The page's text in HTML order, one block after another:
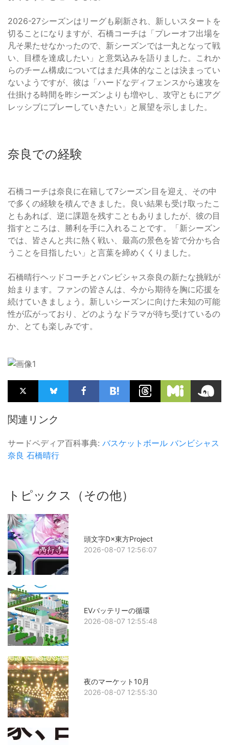
2026-27シーズンはリーグも刷新され、新しいスタートを
切ることになりますが、石橋コーチは「プレーオフ出場を
凡そ果たせなかったので、新シーズンでは一丸となって戦
い、目標を達成したい」と意気込みを語りました。これか
らのチーム構成についてはまだ具体的なことは決まってい
ないようですが、彼は「ハードなディフェンスから速攻を
仕掛ける時間を昨シーズンよりも増やし、攻守ともにアグ
レッシブにプレーしていきたい」と展望を示しました。
奈良での経験
石橋コーチは奈良に在籍して7シーズン目を迎え、その中
で多くの経験を積んできました。良い結果も受け取ったこ
ともあれば、逆に課題を残すこともありましたが、彼の目
指すところは、勝利を手に入れることです。「新シーズン
では、皆さんと共に熱く戦い、最高の景色を皆で分かち合
うことを目指したい」と言葉を締めくくりました。
石橋晴行ヘッドコーチとバンビシャス奈良の新たな挑戦が
始まります。ファンの皆さんは、今から期待を胸に応援を
続けていきましょう。新しいシーズンに向けた未知の可能
性が広がっており、どのようなドラマが待ち受けているの
か、とても楽しみです。
関連リンク
サードペディア百科事典: バスケットボール バンビシャス
奈良 石橋晴行
トピックス（その他）
頭文字D×東方Project
2026-08-07 12:56:07
EVバッテリーの循環
2026-08-07 12:55:48
夜のマーケット10月
2026-08-07 12:55:30